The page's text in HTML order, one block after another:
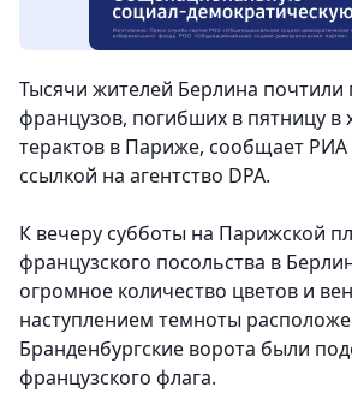
Тысячи жителей Берлина почтили
французов, погибших в пятницу в
терактов в Париже, сообщает РИА
ссылкой на агентство DPA.
К вечеру субботы на Парижской
французского посольства в
огромное количество цветов и
наступлением темноты
Бранденбургские ворота были
французского флага.